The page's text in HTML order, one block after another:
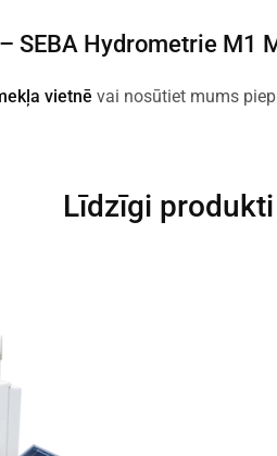
SEBA Hydrometrie M1
vietnē vai nosūtiet mums
Līdzīgi produkti